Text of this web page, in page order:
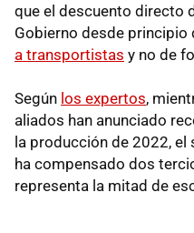
que el descuento directo
Gobierno desde principio
a transportistas y no de
Según los expertos,
aliados han anunciado
la producción de 2022, el
ha compensado dos
representa la mitad de